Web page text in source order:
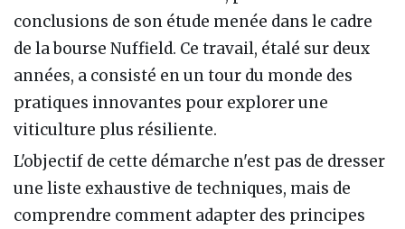
conclusions de son étude menée dans le cadre
de la bourse Nuffield. Ce travail, étalé sur deux
années, a consisté en un tour du monde des
pratiques innovantes pour explorer une
viticulture plus résiliente.
L'objectif de cette démarche n'est pas de dresser
une liste exhaustive de techniques, mais de
comprendre comment adapter des principes